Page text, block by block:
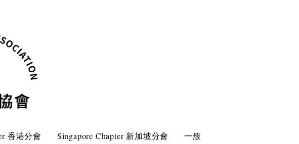
香港分會 Singapore Chapter 新加坡分會 一般